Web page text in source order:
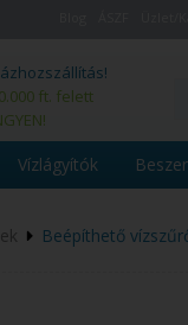
ft. felett
Vízlágyítók
Beépíthető